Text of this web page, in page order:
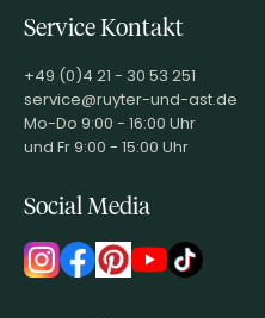
Service Kontakt
+49 (0)4 21 - 30 53 251
service@ruyter-und-ast.de
Mo-Do 9:00 - 16:00 Uhr
und Fr 9:00 - 15:00 Uhr
Social Media